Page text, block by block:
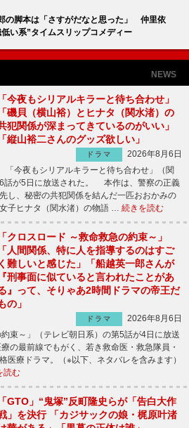
の脚本は「さすがだなと思った」 仲里依
い系”タイムスリップコメディー
NEWS
「今夜もシリアルキラーと待ち合わせ」
「磯貝（横山裕）とヒナタ（関水渚）の
犯関係が深まってきているのがいい」
「縦山裕二さんのグッズ欲しい」
ドラマ
2026年8月6日
「今夜もシリアルキラーと待ち合わせ」（関
話が5日に放送された。 本作は、警察の正義
し、秘密の共犯関係を結んだ一匹おおかみの
子ヒナタ（関水渚）の物語 … 続きを読む
「クロスロード ～救命救急の約束～」
「人間関係、特に人を指導するのはすご
く難しいと感じた」「船越英一郎さんが
『刑事面に似ていると言われたことがあ
』って、そりゃあ2時間ドラマの帝王だ
の」
ドラマ
2026年8月6日
束～」（テレビ朝日系）の第5話が4日に放送
最前線でもがく、若き救命医・救急隊員・
医療ドラマ。（※以下、ネタバレを含みます）
読む
「GTO」“鬼塚”反町隆史らが「告白大作
」を決行 「カジサックの娘・梶原叶渚